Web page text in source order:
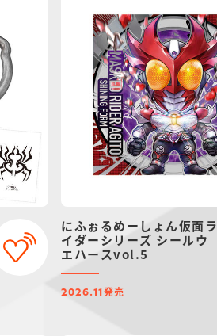
にふぉるめーしょん仮面ラ
イダーシリーズ シールウ
エハースvol.5
2026.11 発売